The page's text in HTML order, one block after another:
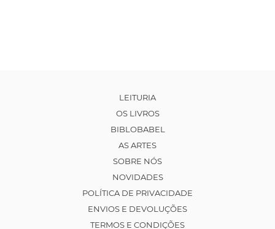
LEITURIA
OS LIVROS
BIBLOBABEL
AS ARTES
SOBRE NÓS
NOVIDADES
POLÍTICA DE PRIVACIDADE
ENVIOS E DEVOLUÇÕES
TERMOS E CONDIÇÕES